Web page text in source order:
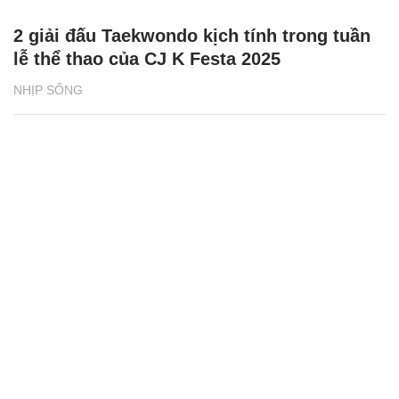
NHỊP SỐNG
2 giải đấu Taekwondo kịch tính trong tuần
lễ thể thao của CJ K Festa 2025